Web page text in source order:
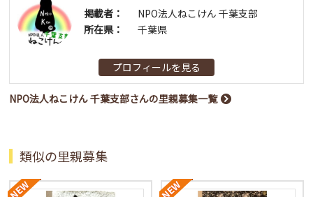
掲載者：
NPO法人ねこけん 千葉支部
所在県：
千葉県
プロフィールを見る
NPO法人ねこけん 千葉支部さんの里親募集一覧
類似の里親募集